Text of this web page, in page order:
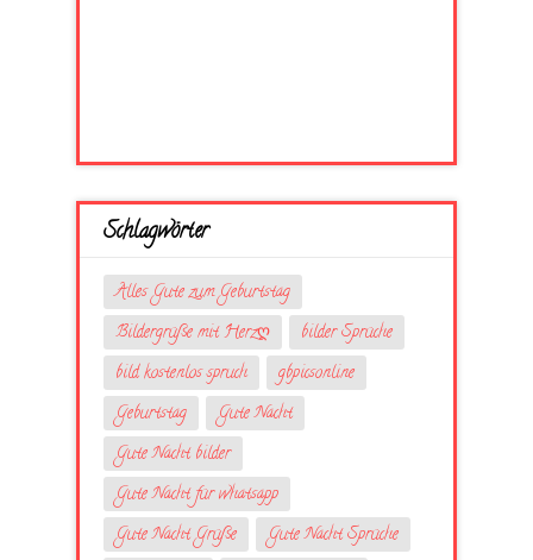
Schlagwörter
Alles Gute zum Geburtstag
Bildergrüße mit Herzღ
bilder Sprüche
bild kostenlos spruch
gbpicsonline
Geburtstag
Gute Nacht
Gute Nacht bilder
Gute Nacht für whatsapp
Gute Nacht Grüße
Gute Nacht Sprüche